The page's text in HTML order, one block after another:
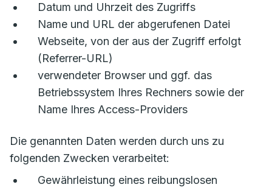
Datum und Uhrzeit des Zugriffs
Name und URL der abgerufenen Datei
Webseite, von der aus der Zugriff erfolgt
(Referrer-URL)
verwendeter Browser und ggf. das
Betriebssystem Ihres Rechners sowie der
Name Ihres Access-Providers
Die genannten Daten werden durch uns zu
folgenden Zwecken verarbeitet:
Gewährleistung eines reibungslosen